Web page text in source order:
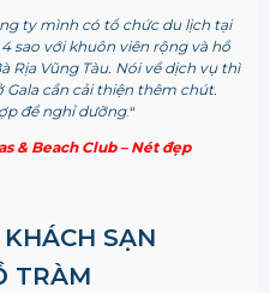
ty mình có tổ chức du lịch tại
sao với khuôn viên rộng và hồ
Rịa Vũng Tàu. Nói về dịch vụ thì
Gala cần cải thiện thêm chút.
để nghỉ dưỡng.“
& Beach Club – Nét đẹp
SẠN
TRÀM